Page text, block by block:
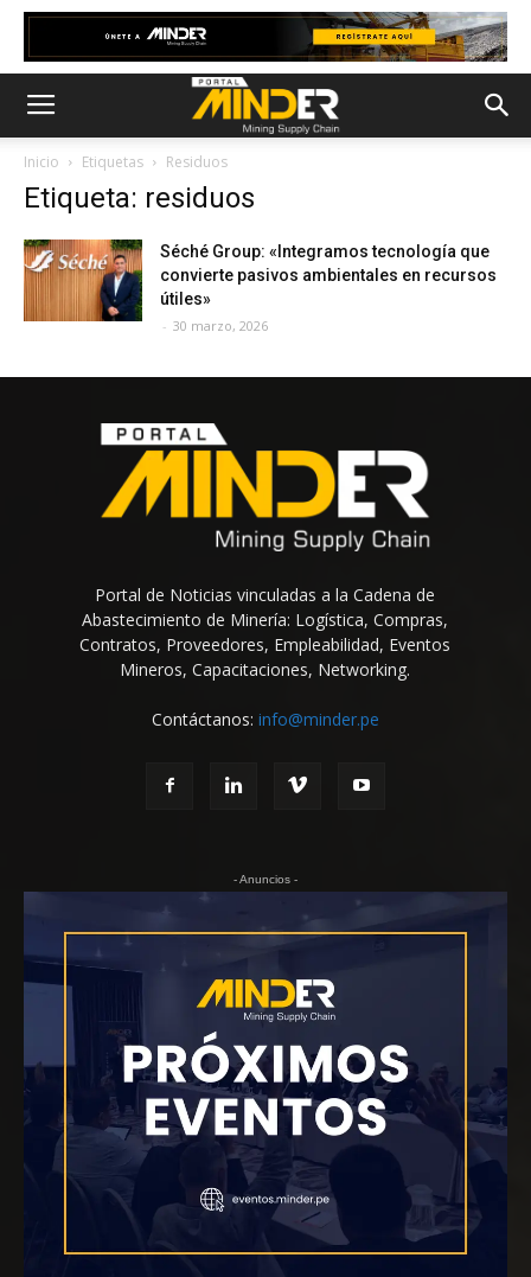
Inicio Etiquetas Residuos
Etiqueta: residuos
Séché Group: «Integramos tecnología que
convierte pasivos ambientales en recursos
útiles»
- 30 marzo, 2026
Portal de Noticias vinculadas a la Cadena de
Abastecimiento de Minería: Logística, Compras,
Contratos, Proveedores, Empleabilidad, Eventos
Mineros, Capacitaciones, Networking.
Contáctanos: info@minder.pe
- Anuncios -